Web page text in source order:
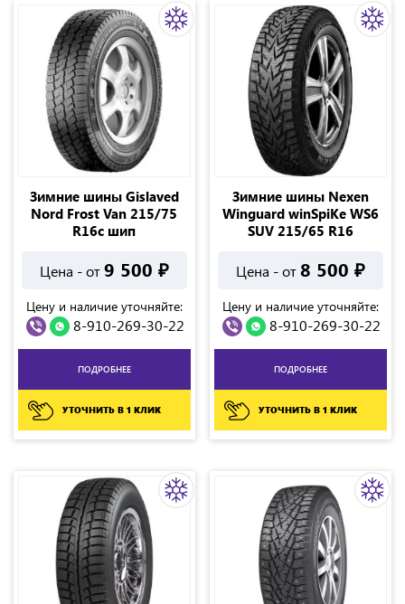
Зимние шины Gislaved
Nord Frost Van 215/75
R16c шип
Цена - от9 500 ₽
Цену и наличие уточняйте:
8-910-269-30-22
ПОДРОБНЕЕ
УТОЧНИТЬ В 1 КЛИК
Зимние шины Nexen
Winguard winSpiKe WS6
SUV 215/65 R16
Цена - от8 500 ₽
Цену и наличие уточняйте:
8-910-269-30-22
ПОДРОБНЕЕ
УТОЧНИТЬ В 1 КЛИК